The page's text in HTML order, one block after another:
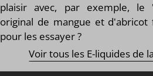
plaisir avec, par exemple, le
original de mangue et d'abricot
pour les essayer ?
Voir tous les E-liquides de